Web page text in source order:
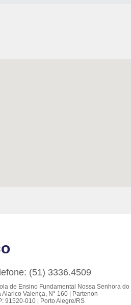
(51) 3336.4509
de Ensino Fundamental Nossa Senhora do
Alarico Valença, N° 160 | Partenon
91520-010 | Porto Alegre/RS